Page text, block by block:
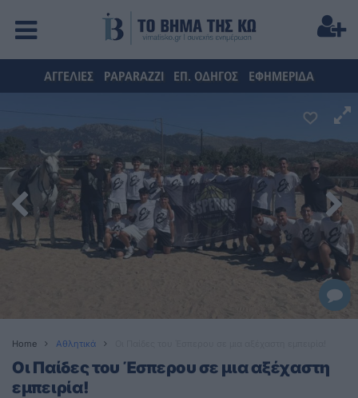
ΑΓΓΕΛΙΕΣ PAPARAZZI ΕΠ. ΟΔΗΓΟΣ ΕΦΗΜΕΡΙΔΑ
Home Αθλητικά
Οι Παίδες του Έσπερου σε μια αξέχαστη
εμπειρία!